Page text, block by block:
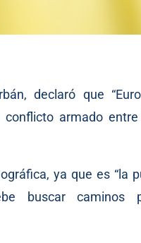
declaró que
armado
ya que es “la
buscar caminos